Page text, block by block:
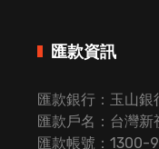
匯款資訊
匯款銀行：玉山
匯款戶名：台灣新
匯款帳號：